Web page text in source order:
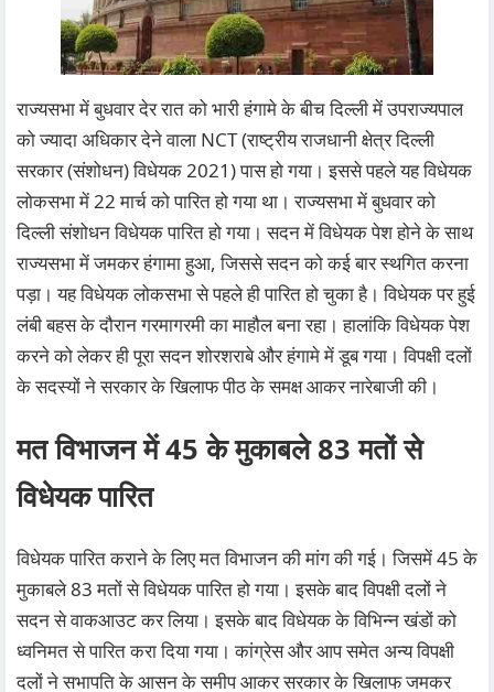
राज्‍यसभा में बुधवार देर रात को भारी हंगामे के बीच दिल्‍ली में उपराज्‍यपाल
को ज्‍यादा अधिकार देने वाला NCT (राष्ट्रीय राजधानी क्षेत्र दिल्ली
सरकार (संशोधन) विधेयक 2021) पास हो गया। इससे पहले यह विधेयक
लोकसभा में 22 मार्च को पारित हो गया था। राज्यसभा में बुधवार को
दिल्ली संशोधन विधेयक पारित हो गया। सदन में विधेयक पेश होने के साथ
राज्यसभा में जमकर हंगामा हुआ, जिससे सदन को कई बार स्थगित करना
पड़ा। यह विधेयक लोकसभा से पहले ही पारित हो चुका है। विधेयक पर हुई
लंबी बहस के दौरान गरमागरमी का माहौल बना रहा। हालांकि विधेयक पेश
करने को लेकर ही पूरा सदन शोरशराबे और हंगामे में डूब गया। विपक्षी दलों
के सदस्यों ने सरकार के खिलाफ पीठ के समक्ष आकर नारेबाजी की।
मत विभाजन में 45 के मुकाबले 83 मतों से
विधेयक पारित
विधेयक पारित कराने के लिए मत विभाजन की मांग की गई। जिसमें 45 के
मुकाबले 83 मतों से विधेयक पारित हो गया। इसके बाद विपक्षी दलों ने
सदन से वाकआउट कर लिया। इसके बाद विधेयक के विभिन्न खंडों को
ध्वनिमत से पारित करा दिया गया। कांग्रेस और आप समेत अन्य विपक्षी
दलों ने सभापति के आसन के समीप आकर सरकार के खिलाफ जमकर